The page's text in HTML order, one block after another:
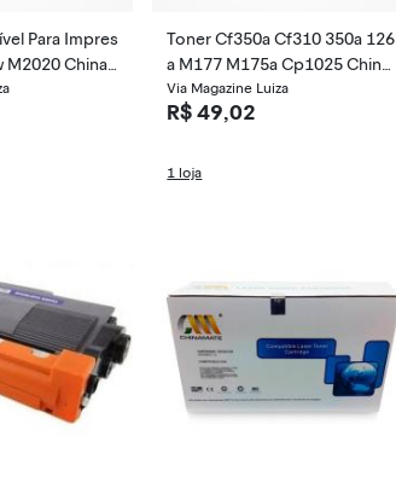
Para Impres
M2020 China
Toner Cf350a Cf310 350a 126
a M177 M175a Cp1025 China
mate
Via Magazine Luiza
R$ 49,02
1 loja